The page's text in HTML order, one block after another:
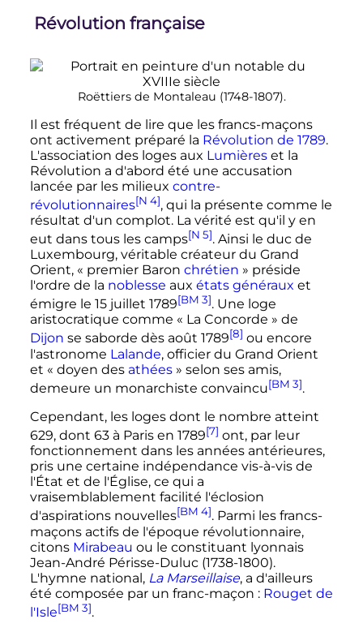
Révolution française
Roëttiers de Montaleau (1748-1807).
Il est fréquent de lire que les francs-maçons
ont activement préparé la Révolution de 1789.
L'association des loges aux Lumièreset la
Révolution a d'abord été une accusation
lancée par les milieux contre-
révolutionnaires[N 4], qui la présente comme le
résultat d'un complot. La vérité est qu'il y en
eut dans tous les camps[N 5]. Ainsi le duc de
Luxembourg, véritable créateur du Grand
Orient, « premier Baron chrétien » préside
l'ordre de la noblesse aux états généraux et
émigre le 15 juillet 1789[BM 3]. Une loge
aristocratique comme « La Concorde » de
Dijon se saborde dès août 1789[8] ou encore
l'astronome Lalande, officier du Grand Orient
et « doyen des athées» selon ses amis,
demeure un monarchiste convaincu[BM 3].
Cependant, les loges dont le nombre atteint
629, dont 63 à Paris en 1789[7] ont, par leur
fonctionnement dans les années antérieures,
pris une certaine indépendance vis-à-vis de
l'État et de l'Église, ce qui a
vraisemblablement facilité l'éclosion
d'aspirations nouvelles[BM 4]. Parmi les francs-
maçons actifs de l'époque révolutionnaire,
citons Mirabeau ou le constituant lyonnais
Jean-André Périsse-Duluc (1738-1800).
L'hymne national, La Marseillaise, a d'ailleurs
été composée par un franc-maçon : Rouget de
l'Isle[BM 3].